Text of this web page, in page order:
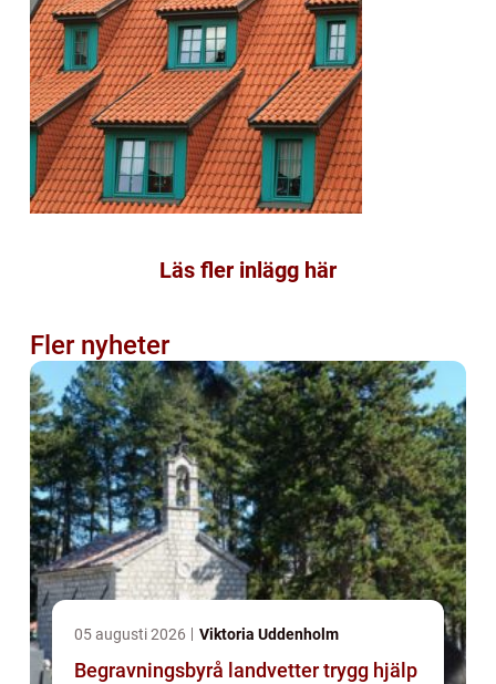
Läs fler inlägg här
Fler nyheter
05 augusti 2026 Viktoria Uddenholm
Begravningsbyrå landvetter trygg hjälp